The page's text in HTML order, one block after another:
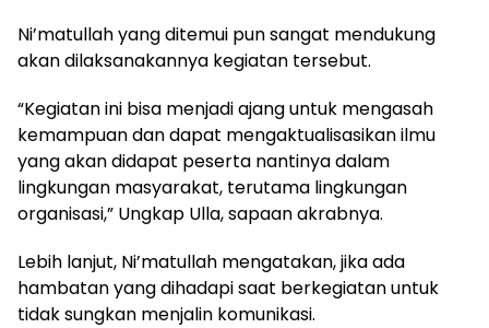
Ni’matullah yang ditemui pun sangat mendukung
akan dilaksanakannya kegiatan tersebut.
“Kegiatan ini bisa menjadi ajang untuk mengasah
kemampuan dan dapat mengaktualisasikan ilmu
yang akan didapat peserta nantinya dalam
lingkungan masyarakat, terutama lingkungan
organisasi,” Ungkap Ulla, sapaan akrabnya.
Lebih lanjut, Ni’matullah mengatakan, jika ada
hambatan yang dihadapi saat berkegiatan untuk
tidak sungkan menjalin komunikasi.